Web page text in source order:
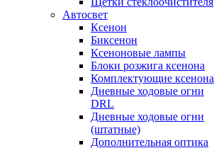
Автосвет
Ксенон
Биксенон
Ксеноновые лампы
Блоки розжига ксенона
Комплектующие ксенона
Дневные ходовые огни
DRL
Дневные ходовые огни
(штатные)
Дополнительная оптика